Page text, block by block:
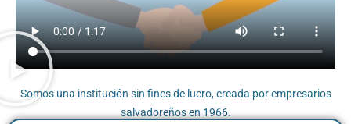
Somos una institución sin fines de lucro, creada por empresarios
salvadoreños en 1966.